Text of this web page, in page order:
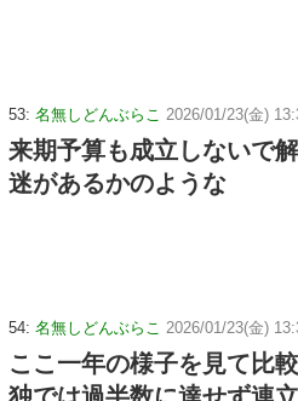
53: 名無しどんぶらこ 2026/01/23(金)
来期予算も成立しないで
迷があるかのような
54: 名無しどんぶらこ 2026/01/23(金)
ここ一年の様子を見て比